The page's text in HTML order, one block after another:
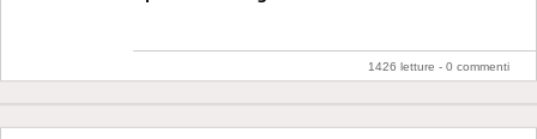
1426 letture - 0 commenti